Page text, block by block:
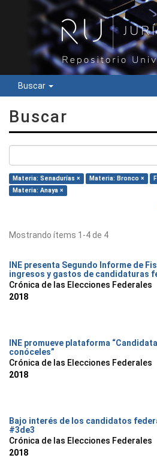
Buscar
Buscar
Materia: Senadurías × Materia: Bronco ×
Materia: Anaya ×
Mostrando ítems 1-4 de 4
INE presenta Segundo Informe de
ingresos y gastos de candidaturas
Crónica de las Elecciones Federales
2018
INE promueve plataforma
conóceles”
Crónica de las Elecciones Federales
2018
Bajo interés de los candidatos
#3de3
Crónica de las Elecciones Federales
2018